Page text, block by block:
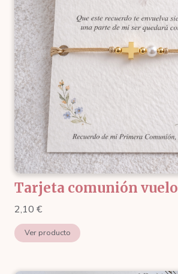
Tarjeta comunión vuelo
2,10 €
Ver producto